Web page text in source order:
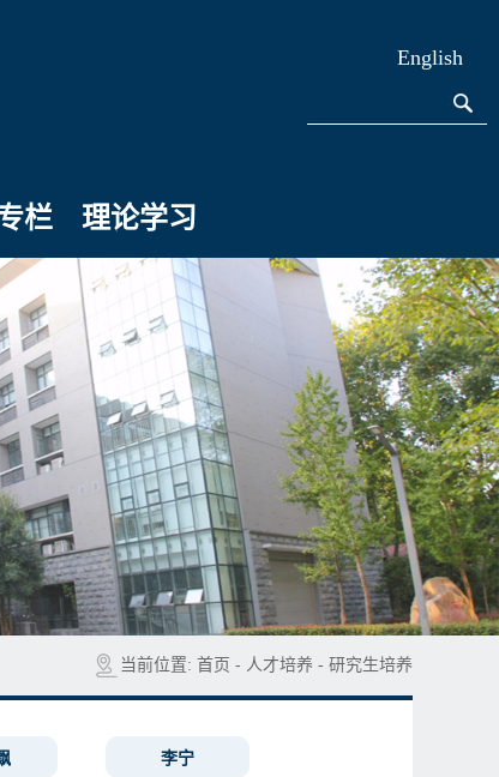
English
栏 理论学习
当前位置: 首页 - 人才培养 - 研究生培养
李宁